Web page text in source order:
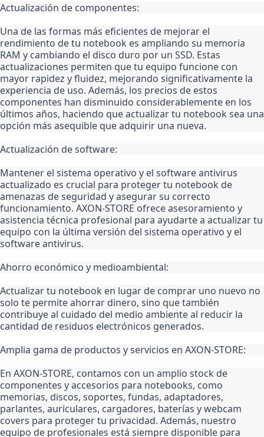
Actualización de componentes:
Una de las formas más eficientes de mejorar el
rendimiento de tu notebook es ampliando su memoria
RAM y cambiando el disco duro por un SSD. Estas
actualizaciones permiten que tu equipo funcione con
mayor rapidez y fluidez, mejorando significativamente la
experiencia de uso. Además, los precios de estos
componentes han disminuido considerablemente en los
últimos años, haciendo que actualizar tu notebook sea una
opción más asequible que adquirir una nueva.
Actualización de software:
Mantener el sistema operativo y el software antivirus
actualizado es crucial para proteger tu notebook de
amenazas de seguridad y asegurar su correcto
funcionamiento. AXON-STORE ofrece asesoramiento y
asistencia técnica profesional para ayudarte a actualizar tu
equipo con la última versión del sistema operativo y el
software antivirus.
Ahorro económico y medioambiental:
Actualizar tu notebook en lugar de comprar uno nuevo no
solo te permite ahorrar dinero, sino que también
contribuye al cuidado del medio ambiente al reducir la
cantidad de residuos electrónicos generados.
Amplia gama de productos y servicios en AXON-STORE:
En AXON-STORE, contamos con un amplio stock de
componentes y accesorios para notebooks, como
memorias, discos, soportes, fundas, adaptadores,
parlantes, auriculares, cargadores, baterías y webcam
covers para proteger tu privacidad. Además, nuestro
equipo de profesionales está siempre disponible para